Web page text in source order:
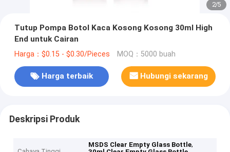
2/5
Tutup Pompa Botol Kaca Kosong Kosong 30ml High
End untuk Cairan
Harga：$0.15 - $0.30/Pieces MOQ：5000 buah
Harga terbaik Hubungi sekarang
Deskripsi Produk
MSDS Clear Empty Glass Bottle,